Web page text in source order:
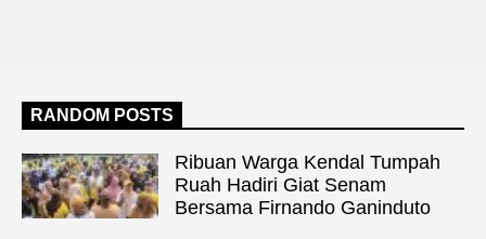
RANDOM POSTS
Ribuan Warga Kendal Tumpah
Ruah Hadiri Giat Senam
Bersama Firnando Ganinduto